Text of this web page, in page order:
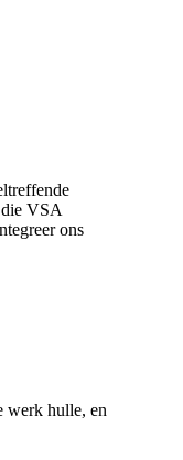
VSA
ons
werk hulle, en